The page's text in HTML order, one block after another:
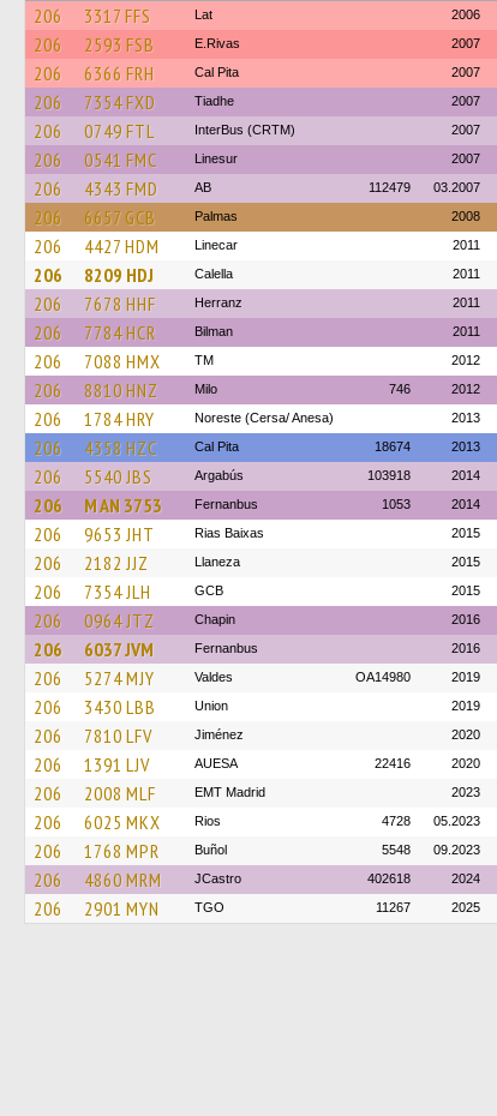
206 3317 FFS Lat 2006
206 2593 FSB E.Rivas 2007
206 6366 FRH Cal Pita 2007
206 7354 FXD Tiadhe 2007
206 0749 FTL InterBus (CRTM) 2007
206 0541 FMC Linesur 2007
206 4343 FMD AB 112479 03.2007
206 6657 GCB Palmas 2008
206 4427 HDM Linecar 2011
206 8209 HDJ Calella 2011
206 7678 HHF Herranz 2011
206 7784 HCR Bilman 2011
206 7088 HMX TM 2012
206 8810 HNZ Milo 746 2012
206 1784 HRY Noreste (Cersa/ Anesa) 2013
206 4358 HZC Cal Pita 18674 2013
206 5540 JBS Argabús 103918 2014
206 M AN 3753 Fernanbus 1053 2014
206 9653 JHT Rias Baixas 2015
206 2182 JJZ Llaneza 2015
206 7354 JLH GCB 2015
206 0964 JTZ Chapin 2016
206 6037 JVM Fernanbus 2016
206 5274 MJY Valdes OA14980 2019
206 3430 LBB Union 2019
206 7810 LFV Jiménez 2020
206 1391 LJV AUESA 22416 2020
206 2008 MLF EMT Madrid 2023
206 6025 MKX Rios 4728 05.2023
206 1768 MPR Buñol 5548 09.2023
206 4860 MRM JCastro 402618 2024
206 2901 MYN TGO 11267 2025